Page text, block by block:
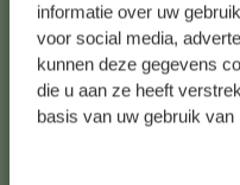
informatie over uw
voor social media,
kunnen deze gegevens
die u aan ze heeft
basis van uw gebruik van
Falls Sie Fragen haben
Sie sich bitte an unseren
die Antworten auf häufig